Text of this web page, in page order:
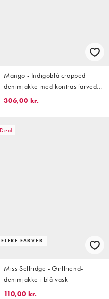
Mango - Indigoblå cropped
denimjakke med kontrastfarvede
stikninger
306,00 kr.
Deal
FLERE FARVER
Miss Selfridge - Girlfriend-
denimjakke i blå vask
110,00 kr.